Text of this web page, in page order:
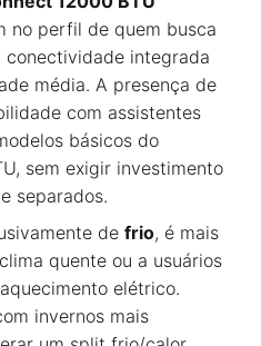
no perfil de quem busca
conectividade integrada
média. A presença de
com assistentes
básicos do
sem exigir investimento
separados.
de frio, é mais
quente ou a usuários
elétrico.
invernos mais